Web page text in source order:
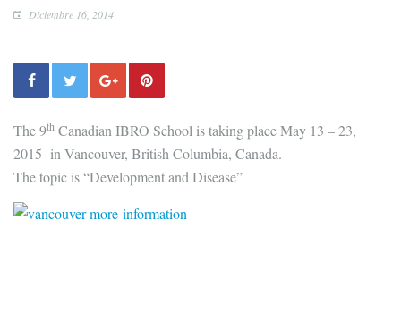
Diciembre 16, 2014
The 9th Canadian IBRO School is taking place May 13 – 23,
2015 in Vancouver, British Columbia, Canada.
The topic is “Development and Disease”